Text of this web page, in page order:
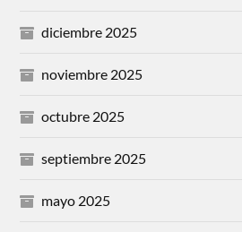
diciembre 2025
noviembre 2025
octubre 2025
septiembre 2025
mayo 2025